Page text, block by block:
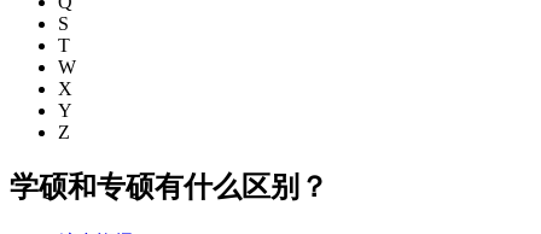
S
T
W
X
Y
Z
学硕和专硕有什么区别？